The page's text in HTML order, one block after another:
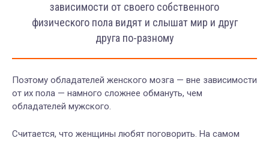
зависимости от своего собственного
физического пола видят и слышат мир и друг
друга по-разному
Поэтому обладателей женского мозга — вне зависимости
от их пола — намного сложнее обмануть, чем
обладателей мужского.
Считается, что женщины любят поговорить. На самом